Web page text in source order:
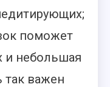
поможет
и небольшая
так важен